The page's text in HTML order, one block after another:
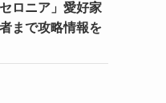
ロニア」愛好家
まで攻略情報を